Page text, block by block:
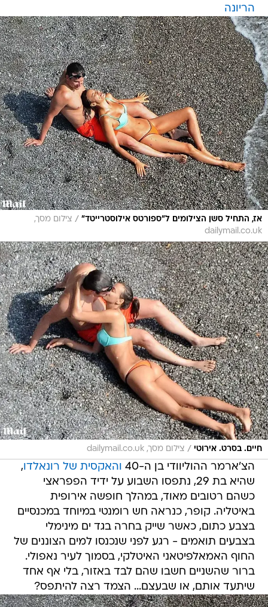
הריונה
אז, התחיל סשן הצילומים ל"ספורטס אילוסטרייטד" / צילום מסך,
dailymail.co.uk
חיים. בסרט. אירוטי / צילום מסך, dailymail.co.uk
הצ'ארמר ההוליוודי בן ה-40 והאקסית של רונאלדו,
שהיא בת 29, נתפסו השבוע על ידיד הפפראצי
כשהם רטובים מאוד, במהלך חופשה אירופית
באיטליה. קופר, כנראה חש רומנטי במיוחד במכנסיים
בצבע כתום, כאשר שייק בחרה בגד ים מינימלי
בצבעים תואמים - רגע לפני שנכנסו למים הצוננים של
החוף האמאלפיטאני האיטלקי, בסמוך לעיר נאפולי.
ברור שהשניים חשבו שהם לבד באזור, בלי אף אחד
שיתעד אותם, או שבעצם... הצמד רצה להיתפס?